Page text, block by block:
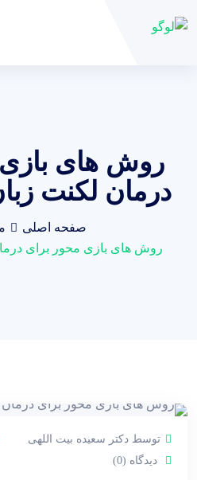
روش های
درمان لکنت
صفحه اصلی
روش های بازی محور برای
توسط دکتر سعیده بیت اللهی
دیدگاه (0)